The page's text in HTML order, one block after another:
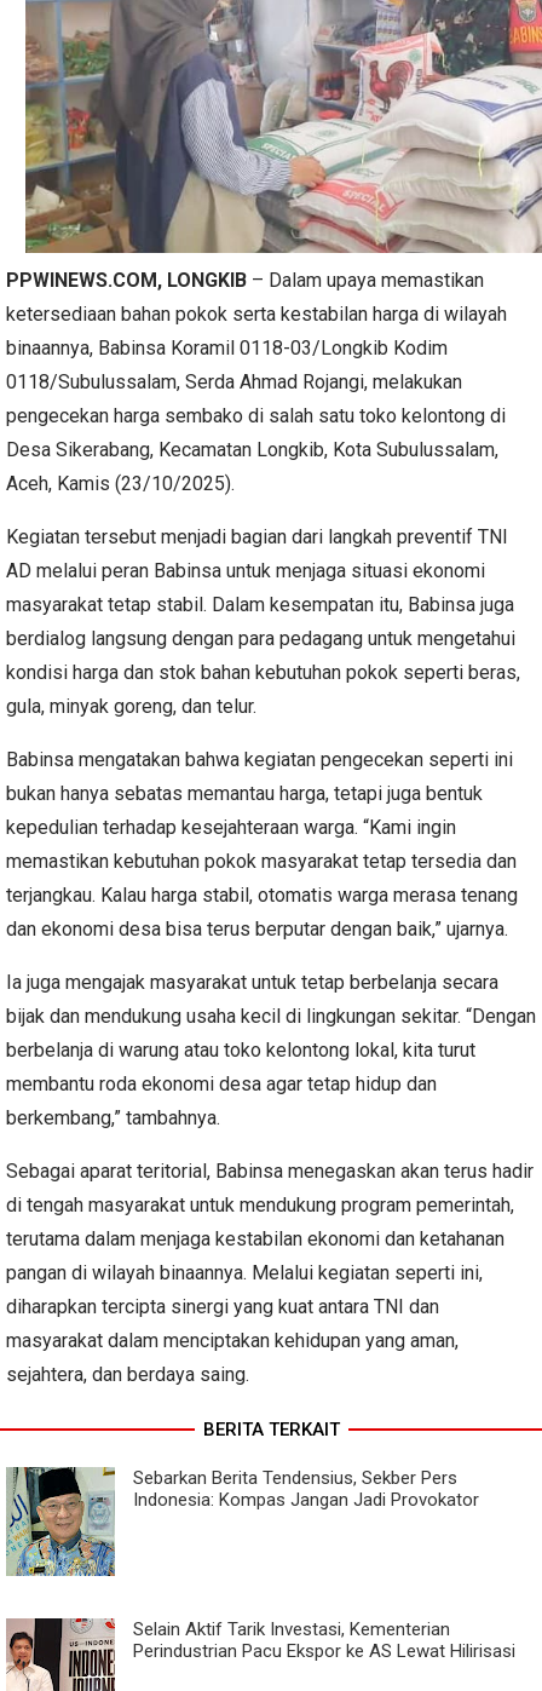
PPWINEWS.COM , LONGKIB – Dalam upaya memastikan
ketersediaan bahan pokok serta kestabilan harga di wilayah
binaannya, Babinsa Koramil 0118-03/Longkib Kodim
0118/Subulussalam, Serda Ahmad Rojangi, melakukan
pengecekan harga sembako di salah satu toko kelontong di
Desa Sikerabang, Kecamatan Longkib, Kota Subulussalam,
Aceh, Kamis (23/10/2025).
Kegiatan tersebut menjadi bagian dari langkah preventif TNI
AD melalui peran Babinsa untuk menjaga situasi ekonomi
masyarakat tetap stabil. Dalam kesempatan itu, Babinsa juga
berdialog langsung dengan para pedagang untuk mengetahui
kondisi harga dan stok bahan kebutuhan pokok seperti beras,
gula, minyak goreng, dan telur.
Babinsa mengatakan bahwa kegiatan pengecekan seperti ini
bukan hanya sebatas memantau harga, tetapi juga bentuk
kepedulian terhadap kesejahteraan warga. “Kami ingin
memastikan kebutuhan pokok masyarakat tetap tersedia dan
terjangkau. Kalau harga stabil, otomatis warga merasa tenang
dan ekonomi desa bisa terus berputar dengan baik,” ujarnya.
Ia juga mengajak masyarakat untuk tetap berbelanja secara
bijak dan mendukung usaha kecil di lingkungan sekitar. “Dengan
berbelanja di warung atau toko kelontong lokal, kita turut
membantu roda ekonomi desa agar tetap hidup dan
berkembang,” tambahnya.
Sebagai aparat teritorial, Babinsa menegaskan akan terus hadir
di tengah masyarakat untuk mendukung program pemerintah,
terutama dalam menjaga kestabilan ekonomi dan ketahanan
pangan di wilayah binaannya. Melalui kegiatan seperti ini,
diharapkan tercipta sinergi yang kuat antara TNI dan
masyarakat dalam menciptakan kehidupan yang aman,
sejahtera, dan berdaya saing.
BERITA TERKAIT
Sebarkan Berita Tendensius, Sekber Pers
Indonesia: Kompas Jangan Jadi Provokator
Selain Aktif Tarik Investasi, Kementerian
Perindustrian Pacu Ekspor ke AS Lewat Hilirisasi